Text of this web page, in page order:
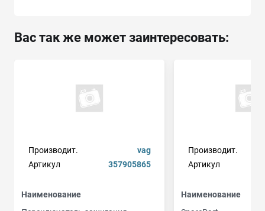
Вас так же может заинтересовать:
Производит.
vag
Артикул
357905865
Наименование
Производит.
Артикул
Наименование